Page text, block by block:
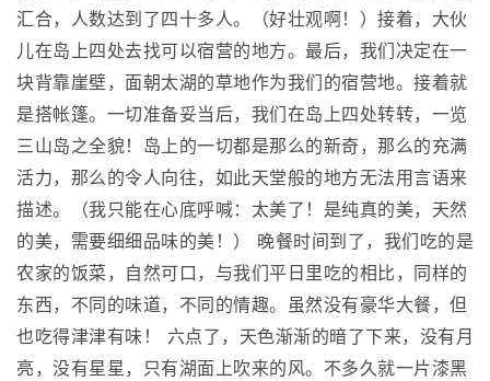
汇合，人数达到了四十多人。（好壮观啊！）接着，大伙
儿在岛上四处去找可以宿营的地方。最后，我们决定在一
块背靠崖壁，面朝太湖的草地作为我们的宿营地。接着就
是搭帐篷。一切准备妥当后，我们在岛上四处转转，一览
三山岛之全貌！岛上的一切都是那么的新奇，那么的充满
活力，那么的令人向往，如此天堂般的地方无法用言语来
描述。（我只能在心底呼喊：太美了！是纯真的美，天然
的美，需要细细品味的美！） 晚餐时间到了，我们吃的是
农家的饭菜，自然可口，与我们平日里吃的相比，同样的
东西，不同的味道，不同的情趣。虽然没有豪华大餐，但
也吃得津津有味！ 六点了，天色渐渐的暗了下来，没有月
亮，没有星星，只有湖面上吹来的风。不多久就一片漆黑